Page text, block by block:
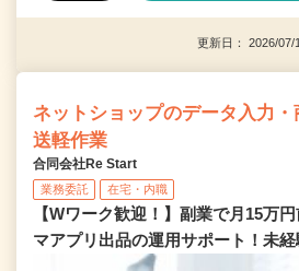
更新日： 2026/
ネットショップのデータ入力
送軽作業
合同会社Re Start
業務委託 在宅・内職
【Wワーク歓迎！】副業で月15万
マアプリ出品の運用サポート！未